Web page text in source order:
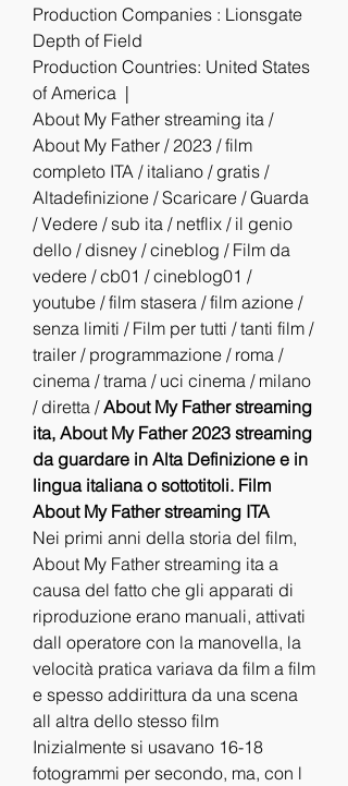
Production Companies : Lionsgate
Depth of Field
Production Countries: United States
of America  |
About My Father streaming ita /
About My Father / 2023 / film
completo ITA / italiano / gratis /
Altadefinizione / Scaricare / Guarda
/ Vedere / sub ita / netflix / il genio
dello / disney / cineblog / Film da
vedere / cb01 / cineblog01 /
youtube / film stasera / film azione /
senza limiti / Film per tutti / tanti film /
trailer / programmazione / roma /
cinema / trama / uci cinema / milano
/ diretta / About My Father streaming
ita, About My Father 2023 streaming
da guardare in Alta Definizione e in
lingua italiana o sottotitoli. Film
About My Father streaming ITA
Nei primi anni della storia del film,
About My Father streaming ita a
causa del fatto che gli apparati di
riproduzione erano manuali, attivati
dall operatore con la manovella, la
velocità pratica variava da film a film
e spesso addirittura da una scena
all altra dello stesso film
Inizialmente si usavano 16-18
fotogrammi per secondo, ma, con l